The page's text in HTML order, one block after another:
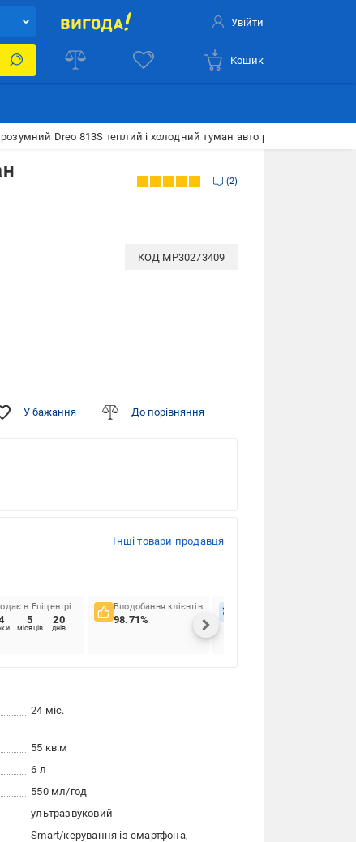
Увійти
Кошик
Dreo 813S теплий і холодний туман авто режим
2
КОД MP30273409
У бажання До порівняння
Інші товари продавця
в Епіцентрі
5
місяців
20
днів
Вподобання клієнтів
98.71%
24 міс.
55 кв.м
6 л
550 мл/год
ультразвуковий
Smart/керування із смартфона